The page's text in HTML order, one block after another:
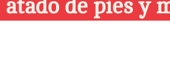
de pies y